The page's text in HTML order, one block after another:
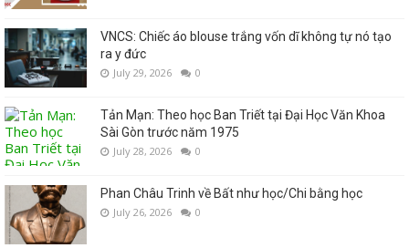
VNCS: Chiếc áo blouse trắng vốn dĩ không tự nó tạo
ra y đức
July 29, 2026 0
Tản Mạn: Theo học Ban Triết tại Đại Học Văn Khoa
Sài Gòn trước năm 1975
July 28, 2026 0
Phan Châu Trinh về Bất như học/Chi bằng học
July 26, 2026 0